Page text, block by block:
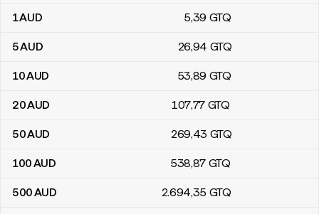
Tabela de conversão de Dólares australianos para Quetzais
1AUD 5,39 GTQ
5AUD 26,94 GTQ
10AUD 53,89 GTQ
20AUD 107,77 GTQ
50AUD 269,43 GTQ
100AUD 538,87 GTQ
500AUD 2.694,35 GTQ